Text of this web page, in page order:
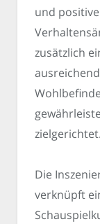
und
zusätzlich
zielgerichtet.
Die
verknüpft